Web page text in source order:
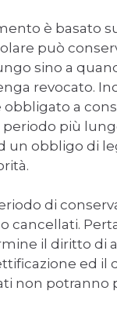
è basato
può
sino a
revocato.
a
più
un obbligo di
di
cancellati.
il diritto di
ed il
non potranno